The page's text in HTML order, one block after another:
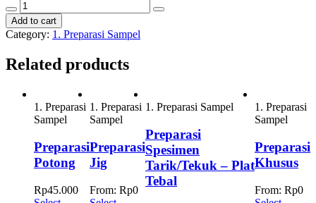
Add to cart
Category: 1. Preparasi Sampel
Related products
1. Preparasi
Sampel
Preparasi
Potong
Rp45.000
1. Preparasi
Sampel
Preparasi
Jig
From: Rp0
1. Preparasi Sampel
Preparasi
Spesimen
Tarik/Tekuk – Plat
Tebal
1. Preparasi
Sampel
Preparasi
Khusus
From: Rp0